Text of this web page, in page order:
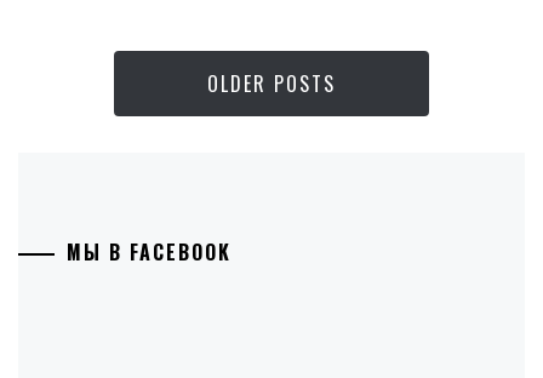
OLDER POSTS
МЫ В FACEBOOK